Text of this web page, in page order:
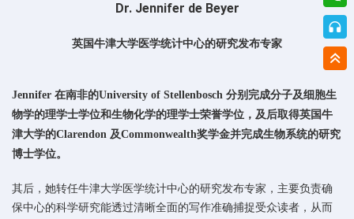
Dr. Jennifer de Beyer
英国牛津大学医学统计中心的研究发布专家
Jennifer 在南非的University of Stellenbosch 分别完成分子及细胞生
物学的理学士学位和生物化学的理学士荣誉学位，及后取得英国牛
津大学的Clarendon 及Commonwealth奖学金并完成生物系统的研究
博士学位。
其后，她转任牛津大学医学统计中心的研究发布专家，主要负责确
保中心的科学研究能透过清晰全面的写作准确捕捉受众读者，从而